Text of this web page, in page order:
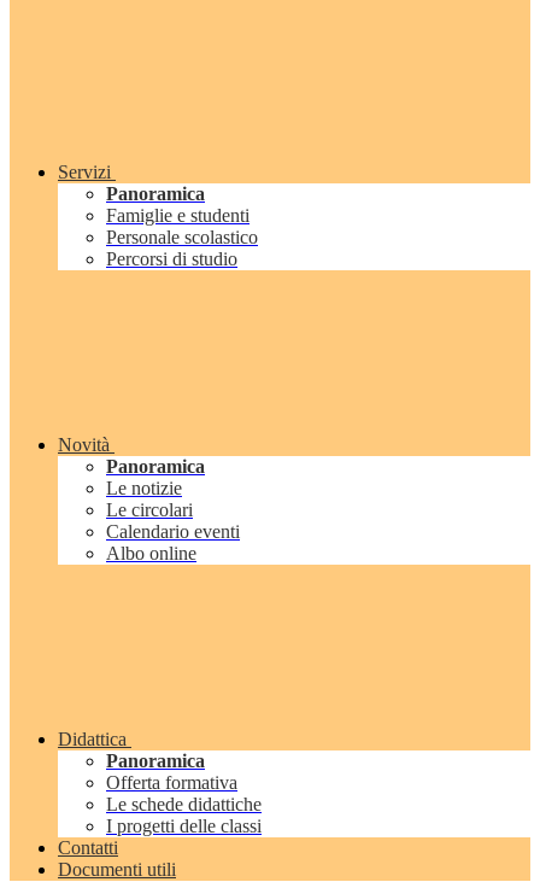
Servizi
Panoramica
Famiglie e studenti
Personale scolastico
Percorsi di studio
Novità
Panoramica
Le notizie
Le circolari
Calendario eventi
Albo online
Didattica
Panoramica
Offerta formativa
Le schede didattiche
I progetti delle classi
Contatti
Documenti utili